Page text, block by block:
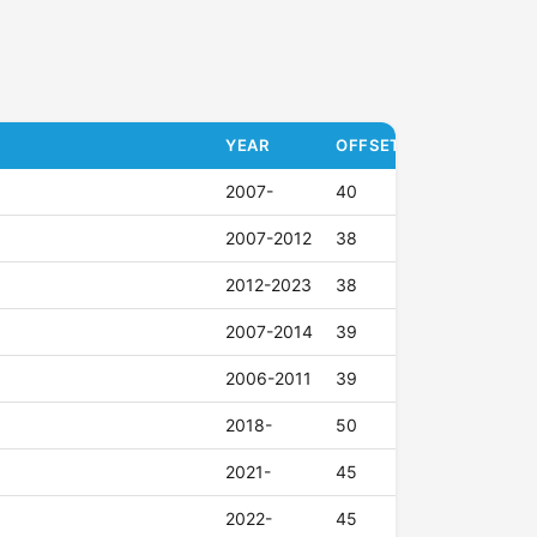
YEAR OFFSET (ET)
2007- 40
2007-2012 38
2012-2023 38
2007-2014 39
2006-2011 39
2018- 50
2021- 45
2022- 45